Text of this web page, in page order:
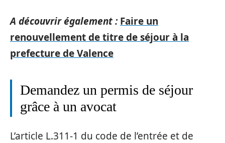
A découvrir également : Faire un
renouvellement de titre de séjour à la
prefecture de Valence
Demandez un permis de séjour
grâce à un avocat
L’article L.311-1 du code de l’entrée et de